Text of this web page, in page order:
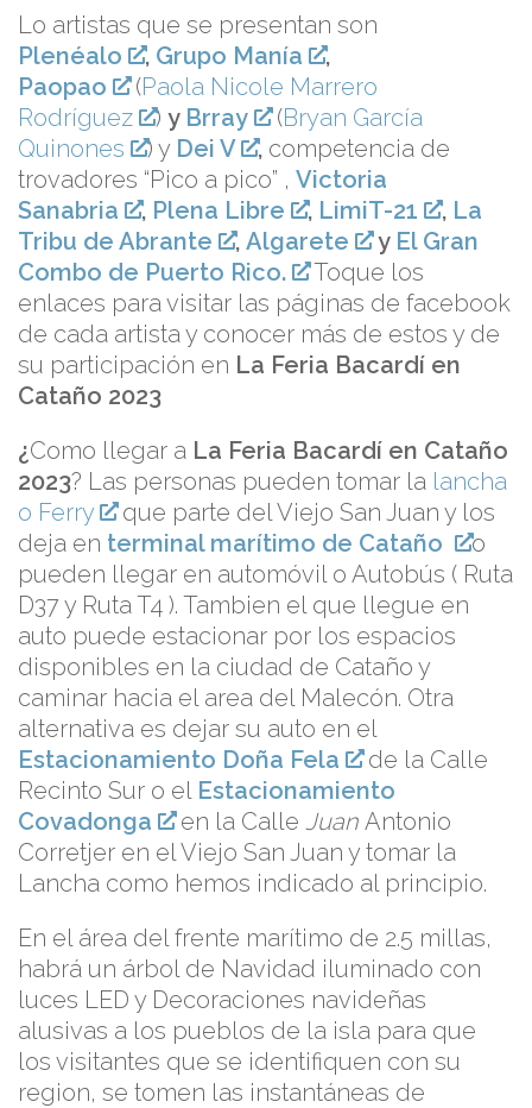
Lo artistas que se presentan son
Plenéalo
, Grupo Manía
,
Paopao
(Paola Nicole Marrero
Rodríguez
) y Brray (Bryan García
Quinones
) y Dei V , competencia de
trovadores “Pico a pico” , Victoria
Sanabria
, Plena Libre , LimiT-21 , La
Tribu de Abrante
,Algarete y El Gran
Combo de Puerto Rico.
Toque los
enlaces para visitar las páginas de facebook
de cada artista y conocer más de estos y de
su participación en La Feria Bacardí en
Cataño 2023
¿Como llegar a La Feria Bacardí en Cataño
2023? Las personas pueden tomar la lancha
o Ferry
que parte del Viejo San Juan y los
deja en terminal marítimo de Cataño
o
pueden llegar en automóvil o Autobús ( Ruta
D37 y Ruta T4 ). Tambien el que llegue en
auto puede estacionar por los espacios
disponibles en la ciudad de Cataño y
caminar hacia el area del Malecón. Otra
alternativa es dejar su auto en el
Estacionamiento Doña Fela
de la Calle
Recinto Sur o el Estacionamiento
Covadonga
en la CalleJuan Antonio
Corretjer en el Viejo San Juan y tomar la
Lancha como hemos indicado al principio.
En el área del frente marítimo de 2.5 millas,
habrá un árbol de Navidad iluminado con
luces LED y Decoraciones navideñas
alusivas a los pueblos de la isla para que
los visitantes que se identifiquen con su
region, se tomen las instantáneas de